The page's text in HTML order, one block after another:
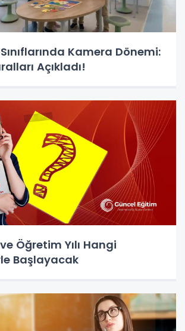
Kamera Dönemi:
Açıkladı!
Öğretim Yılı Hangi
Başlayacak